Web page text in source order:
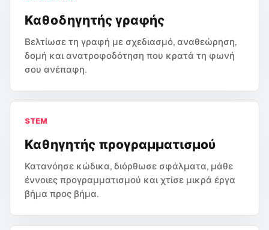
Καθοδηγητής γραφής
Βελτίωσε τη γραφή με σχεδιασμό, αναθεώρηση,
δομή και ανατροφοδότηση που κρατά τη φωνή
σου ανέπαφη.
STEM
Καθηγητής προγραμματισμού
Κατανόησε κώδικα, διόρθωσε σφάλματα, μάθε
έννοιες προγραμματισμού και χτίσε μικρά έργα
βήμα προς βήμα.